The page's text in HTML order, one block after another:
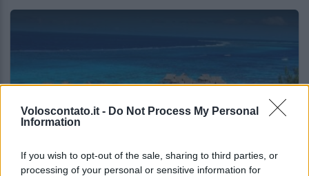
Voloscontato.it - Do Not Process My Personal
Information
If you wish to opt-out of the sale, sharing to third parties, or
processing of your personal or sensitive information for
NOTIZIE DAL MONDO